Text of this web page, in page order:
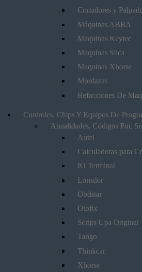
Cortadores y
Máquinas ABBA
Maquinas Keytec
Maquinas Silca
Maquinas Xhorse
Mordazas
Refacciones De
Controles, Chips Y Equipos De
Anualidades, Códigos Pin,
Autel
Calculadoras para
IO Terminal
Lonsdor
Obdstar
Otofix
Scrips Upa Original
Tango
Thinkcar
Xhorse